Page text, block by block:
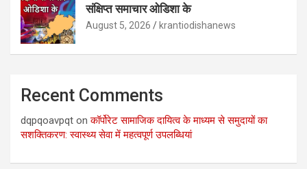
संक्षिप्त समाचार ओडिशा के
August 5, 2026 krantiodishanews
Recent Comments
dqpqoavpqt onकॉर्पोरेट सामाजिक दायित्व के माध्यम से समुदायों का
सशक्तिकरण: स्वास्थ्य सेवा में महत्वपूर्ण उपलब्धियां